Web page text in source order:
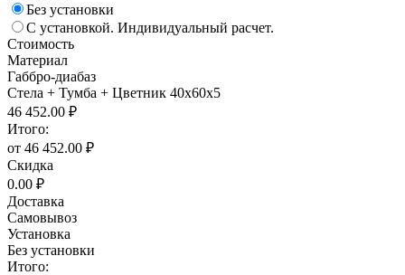
Без установки
С установкой. Индивидуальный расчет.
Стоимость
Материал
Габбро-диабаз
Стела + Тумба + Цветник 40х60х5
46 452.00 ₽
Итого:
от 46 452.00 ₽
Скидка
0.00 ₽
Доставка
Самовывоз
Установка
Без установки
Итого: